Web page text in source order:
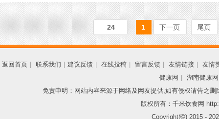
24 1 下一页 尾页
返回首页 联系我们 建议反馈 在线投稿 留言反馈 友情链接
友情
健康网
湖南健康网
免责申明：网站内容来源于网络及网友提供,如有侵权请告之
版权所有：千米饮食网
Copyright(©) 2015 -